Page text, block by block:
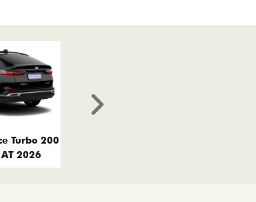
Turbo 200
2026
Próximo